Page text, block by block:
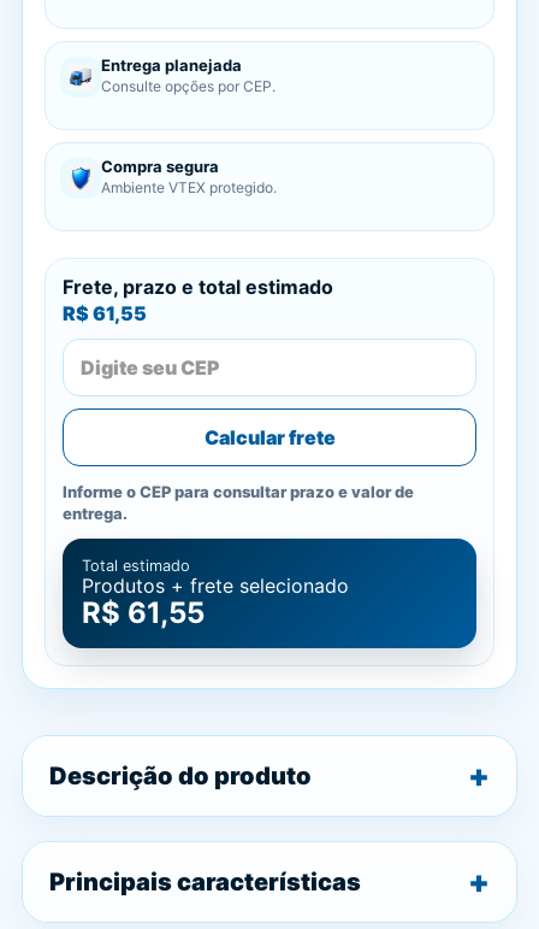
Entrega planejada
Consulte opções por CEP.
Compra segura
Ambiente VTEX protegido.
Frete, prazo e total estimado
R$ 61,55
Calcular frete
Informe o CEP para consultar prazo e valor de
entrega.
Total estimado
Produtos + frete selecionado
R$ 61,55
Descrição do produto
Principais características